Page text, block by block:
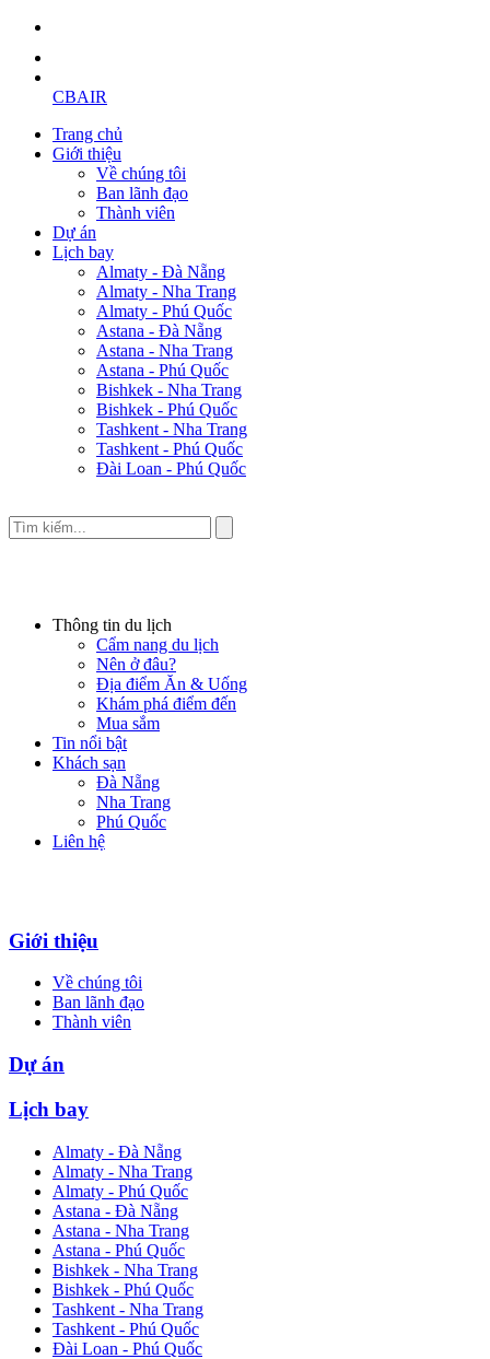
CBAIR
Trang chủ
Giới thiệu
Về chúng tôi
Ban lãnh đạo
Thành viên
Dự án
Lịch bay
Almaty - Đà Nẵng
Almaty - Nha Trang
Almaty - Phú Quốc
Astana - Đà Nẵng
Astana - Nha Trang
Astana - Phú Quốc
Bishkek - Nha Trang
Bishkek - Phú Quốc
Tashkent - Nha Trang
Tashkent - Phú Quốc
Đài Loan - Phú Quốc
Thông tin du lịch
Cẩm nang du lịch
Nên ở đâu?
Địa điểm Ăn & Uống
Khám phá điểm đến
Mua sắm
Tin nổi bật
Khách sạn
Đà Nẵng
Nha Trang
Phú Quốc
Liên hệ
Giới thiệu
Về chúng tôi
Ban lãnh đạo
Thành viên
Dự án
Lịch bay
Almaty - Đà Nẵng
Almaty - Nha Trang
Almaty - Phú Quốc
Astana - Đà Nẵng
Astana - Nha Trang
Astana - Phú Quốc
Bishkek - Nha Trang
Bishkek - Phú Quốc
Tashkent - Nha Trang
Tashkent - Phú Quốc
Đài Loan - Phú Quốc